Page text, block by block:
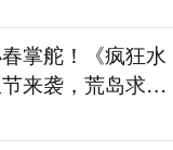
掌舵！《疯狂水
来袭，荒岛求生